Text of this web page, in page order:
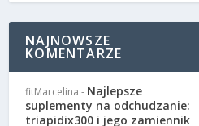
NAJNOWSZE
KOMENTARZE
fitMarcelina - Najlepsze
suplementy na odchudzanie:
triapidix300 i jego zamiennik